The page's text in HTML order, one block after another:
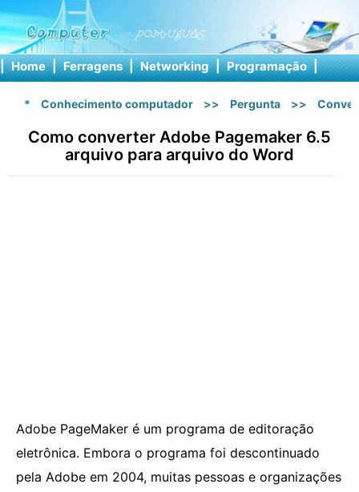
| Home | Ferragens | Networking | Programação |
* Conhecimento computador >> Pergunta >>
Como converter Adobe Pagemaker 6.5
arquivo para arquivo do Word
Adobe PageMaker é um programa de editoração
eletrônica. Embora o programa foi descontinuado
pela Adobe em 2004, muitas pessoas e organizações